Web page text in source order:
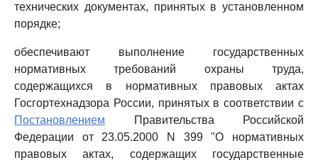
технических документах, принятых в установленном
порядке;
обеспечивают выполнение государственных
нормативных требований охраны труда,
содержащихся в нормативных правовых актах
Госгортехнадзора России, принятых в соответствии с
Постановлением Правительства Российской
Федерации от 23.05.2000 N 399 "О нормативных
правовых актах, содержащих государственные